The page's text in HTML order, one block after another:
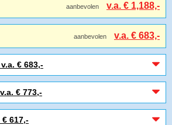
aanbevolen v.a. € 1,188,-
aanbevolen v.a. € 683,-
€ 683,-
€ 773,-
617,-